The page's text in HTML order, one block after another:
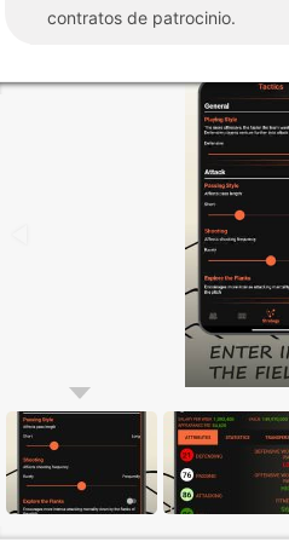
contratos de patrocinio.